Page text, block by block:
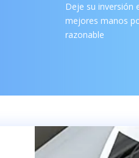
Deje su inversión
mejores manos
razonable